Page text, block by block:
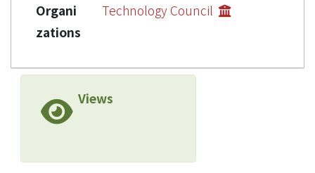
Organi
zations
Technology Council
Views